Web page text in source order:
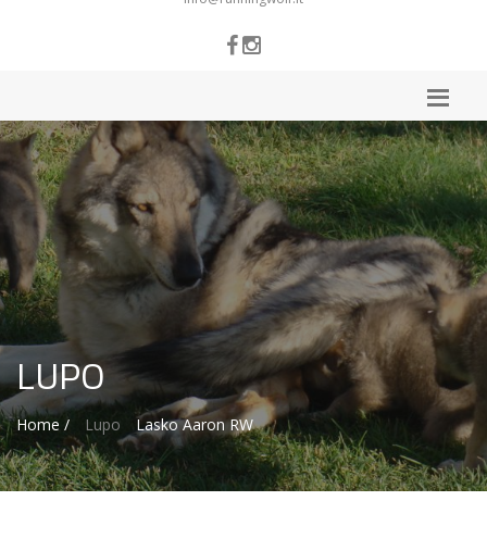
LUPO
Home / Lupo Lasko Aaron RW